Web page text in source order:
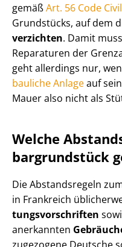
gemäßArt. 56 Code Civil
Grundstücks, auf dem
verzichten. Damit
Reparaturen der
geht allerdings nur,
bauliche Anlageauf
Mauer also nicht als
Welche
bar­grund­stück
Die Abstandsregeln
in Frankreich
tungs­vor­schrif­ten
anerkannten